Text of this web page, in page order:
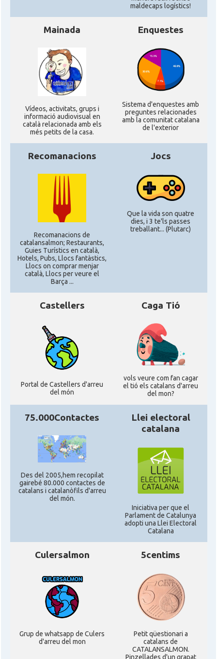
maldecaps logí­stics!
Mainada
Ví­deos, activitats, grups i
informació audiovisual en
català relacionada amb els
més petits de la casa.
Enquestes
Sistema d'enquestes amb
preguntes relacionades
amb la comunitat catalana
de l'exterior
Recomanacions
Recomanacions de
catalansalmon; Restaurants,
Guies Turístics en català,
Hotels, Pubs, Llocs fantàstics,
Llocs on comprar menjar
català, Llocs per veure el
Barça ...
Jocs
Que la vida son quatre
dies, i 3 te'ls passes
treballant... (Plutarc)
Castellers
Portal de Castellers d'arreu
del món
Caga Tió
vols veure com fan cagar
el tió els catalans d'arreu
del mon?
75.000Contactes
Des del 2005,hem recopilat
gairebé 80.000 contactes de
catalans i catalanòfils d'arreu
del món.
Llei electoral
catalana
Iniciativa per que el
Parlament de Catalunya
adopti una Llei Electoral
Catalana
Culersalmon
Grup de whatsapp de Culers
d'arreu del mon
5centims
Petit qüestionari a
catalans de
CATALANSALMON.
Pinzellades d'un grapat